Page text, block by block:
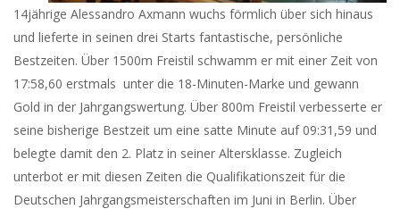
14jährige Alessandro Axmann wuchs förmlich über sich hinaus
und lieferte in seinen drei Starts fantastische, persönliche
Bestzeiten. Über 1500m Freistil schwamm er mit einer Zeit von
17:58,60 erstmals unter die 18-Minuten-Marke und gewann
Gold in der Jahrgangswertung. Über 800m Freistil verbesserte er
seine bisherige Bestzeit um eine satte Minute auf 09:31,59 und
belegte damit den 2. Platz in seiner Altersklasse. Zugleich
unterbot er mit diesen Zeiten die Qualifikationszeit für die
Deutschen Jahrgangsmeisterschaften im Juni in Berlin. Über